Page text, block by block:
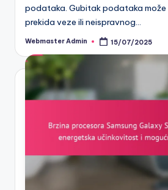
podataka. Gubitak podataka
prekida veze ili neispravnog…
Posted
Webmaster Admin 15/07/2025